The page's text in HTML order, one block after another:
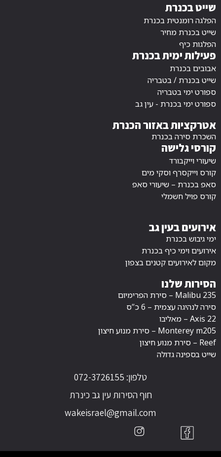
שייט בכנרת
הפלגה רומנטית בכנרת
שייט בכנרת מחיר
הפלגות כיף
פעילות ימית בכנרת
אבובים בכנרת
שייט בכנרת / בטבריה
ספורט ימי בטבריה
ספורט ימי בכנרת - עין גב
אטרקציות באזור הכנרת
השכרת סירה בכנרת
קורסי גלישה
שיעורי וייקבורד
קורס וייקסרף וסקי מים
סאפ בכנרת – שיעורי סאפ
קורס פויל חשמלי
אירועים בעין גב
ימי גיבוש בכנרת
אירועים וימי כיף בכנרת
מקום לאירועים קטנים בצפון
הסירות שלנו
Malibu 235 – סירת הפרימיום
סירה לנהיגה עצמית – 6 כ”ס
Axis 22 – מאליבו
Monterey m205 – סירת מנוע חיצון
Reef – סירת מנוע חיצון
שייט בספינה גדולה
טלפון: 072-3726155
חוף הסירות עין גב כינרת
wakeisrael@gmail.com